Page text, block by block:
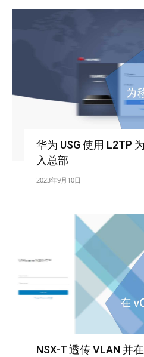
华为 USG 使用 L2TP
入总部
2023年9月10日
NSX-T 透传 VLAN 并